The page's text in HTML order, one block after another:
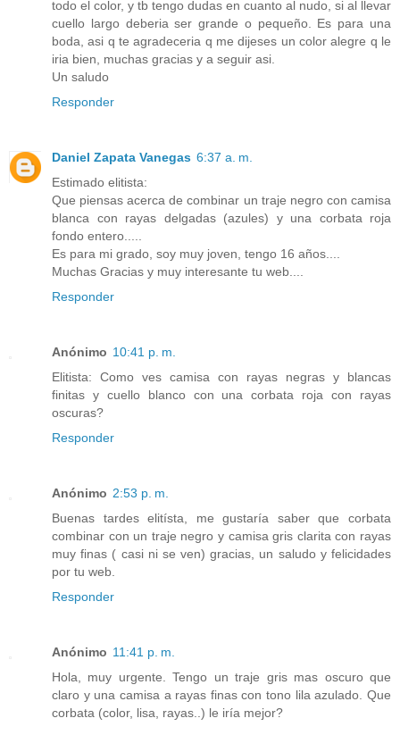
todo el color, y tb tengo dudas en cuanto al nudo, si al llevar
cuello largo deberia ser grande o pequeño. Es para una
boda, asi q te agradeceria q me dijeses un color alegre q le
iria bien, muchas gracias y a seguir asi.
Un saludo
Responder
Daniel Zapata Vanegas 6:37 a. m.
Estimado elitista:
Que piensas acerca de combinar un traje negro con camisa
blanca con rayas delgadas (azules) y una corbata roja
fondo entero.....
Es para mi grado, soy muy joven, tengo 16 años....
Muchas Gracias y muy interesante tu web....
Responder
Anónimo 10:41 p. m.
Elitista: Como ves camisa con rayas negras y blancas
finitas y cuello blanco con una corbata roja con rayas
oscuras?
Responder
Anónimo 2:53 p. m.
Buenas tardes elitísta, me gustaría saber que corbata
combinar con un traje negro y camisa gris clarita con rayas
muy finas ( casi ni se ven) gracias, un saludo y felicidades
por tu web.
Responder
Anónimo 11:41 p. m.
Hola, muy urgente. Tengo un traje gris mas oscuro que
claro y una camisa a rayas finas con tono lila azulado. Que
corbata (color, lisa, rayas..) le iría mejor?